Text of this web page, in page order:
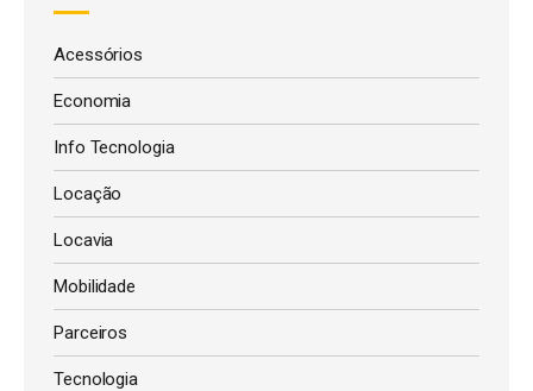
Acessórios
Economia
Info Tecnologia
Locação
Locavia
Mobilidade
Parceiros
Tecnologia